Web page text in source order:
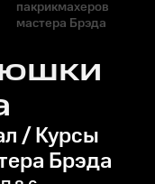
пакрикмахеров
мастера Брэда
/ Курсы
Брэда